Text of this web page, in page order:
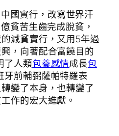
國實行，改寫世界汗
貧苦生齒完成脫貧，
減貧實行，又用5年過
，向著配合富饒目的
了人類包養感情成長包
牙前輔弼薩帕特羅表
變了本身，也轉變了
作的宏大進獻。